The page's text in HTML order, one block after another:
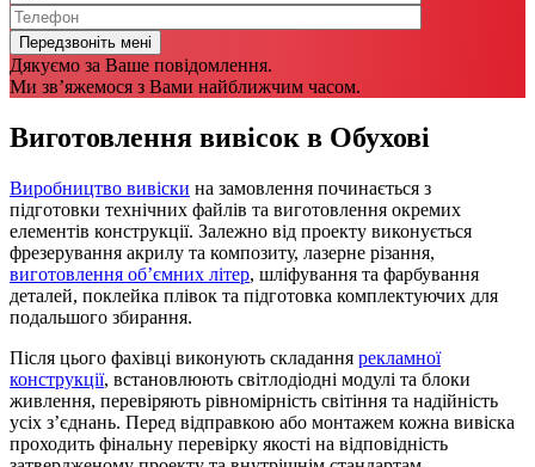
Дякуємо за Ваше повідомлення.
Ми зв’яжемося з Вами найближчим часом.
Виготовлення вивісок в Обухові
Виробництво вивіски на замовлення починається з
підготовки технічних файлів та виготовлення окремих
елементів конструкції. Залежно від проекту виконується
фрезерування акрилу та композиту, лазерне різання,
виготовлення об’ємних літер, шліфування та фарбування
деталей, поклейка плівок та підготовка комплектуючих для
подальшого збирання.
Після цього фахівці виконують складання рекламної
конструкції, встановлюють світлодіодні модулі та блоки
живлення, перевіряють рівномірність світіння та надійність
усіх з’єднань. Перед відправкою або монтажем кожна вивіска
проходить фінальну перевірку якості на відповідність